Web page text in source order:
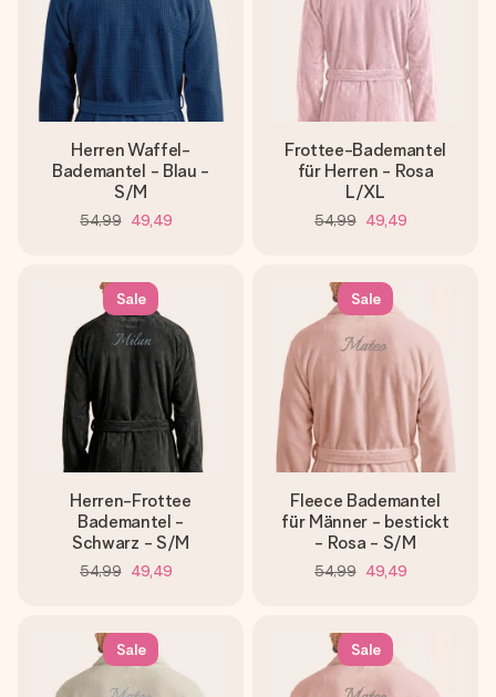
Herren Waffel-
Bademantel - Blau -
S/M
54,99 49,49
Frottee-Bademantel
für Herren - Rosa
L/XL
54,99 49,49
Sale
Herren-Frottee
Bademantel -
Schwarz - S/M
54,99 49,49
Sale
Fleece Bademantel
für Männer - bestickt
- Rosa - S/M
54,99 49,49
Sale Sale